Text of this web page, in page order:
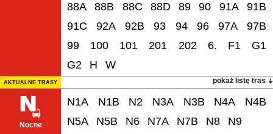
88A
88B 88C 88D 89 90 91A
91B
91C
92A 92B 93 94 96 97A
97B
99
100 101 201 202 6. F1
G1
G2
H W
pokaż listę tras
AKTUALNE TRASY
Nocne
N1A N1B N2 N3A N3B N4A
N4B
N5A
N5B N6 N7A N7B N8 N9